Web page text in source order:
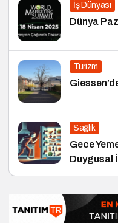
İş Dünyası
Dünya
Turizm
Sağlık
Gece
Duygusal